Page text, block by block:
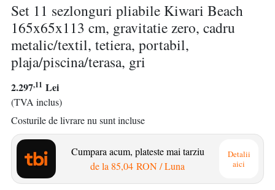
Set 11 sezlonguri pliabile Kiwari Beach
165x65x113 cm, gravitatie zero, cadru
metalic/textil, tetiera, portabil,
plaja/piscina/terasa, gri
2.297,11 Lei
(TVA inclus)
Costurile de livrare nu sunt incluse
Cumpara acum, plateste mai tarziu
de la 85,04 RON/ Luna
Detalii
aici